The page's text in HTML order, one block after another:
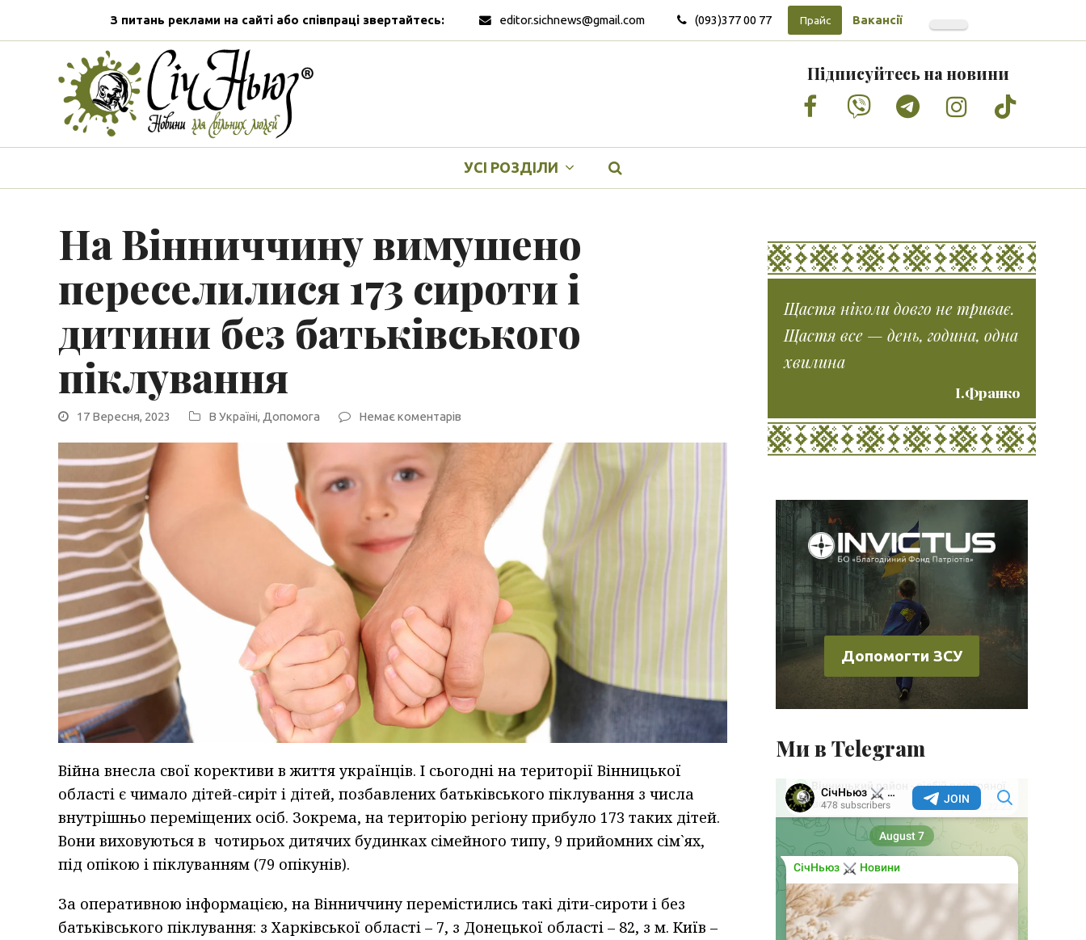
З питань реклами на сайті або співпраці звертайтесь: editor.sichnews@gmail.com (093)377 00 77 Прайс Вакансії
Підписуйтесь на новини
Facebook
VimeoTumblrInstagram
Tiktok
УСІ РОЗДІЛИ
На Вінниччину вимушено
переселилися 173 сироти і
дитини без батьківського
піклування
17 Вересня, 2023 В Україні, Допомога Немає коментарів
Війна внесла свої корективи в життя українців. І сьогодні на території Вінницької
області є чимало дітей-сиріт і дітей, позбавлених батьківського піклування з числа
внутрішньо переміщених осіб. Зокрема, на територію регіону прибуло 173 таких дітей.
Вони виховуються в чотирьох дитячих будинках сімейного типу, 9 прийомних сім`ях,
під опікою і піклуванням (79 опікунів).
За оперативною інформацією, на Вінниччину перемістились такі діти-сироти і без
батьківського піклування: з Харківської області – 7, з Донецької області – 82, з м. Київ –
Щастя ніколи довго не триває.
Щастя все — день, година, одна
хвилина
І.Франко
Допомогти ЗСУ
Ми в Telegram